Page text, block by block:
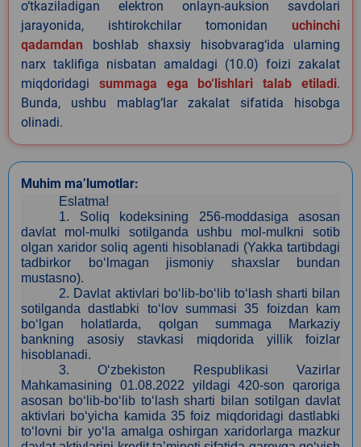
o‘tkaziladigan elektron onlayn-auksion savdolari
jarayonida, ishtirokchilar tomonidan uchinchi
qadamdan boshlab shaxsiy hisobvarag‘ida ularning
narx taklifiga nisbatan amaldagi (10.0) foizi zakalat
miqdoridagi summaga ega bo‘lishlari talab etiladi.
Bunda, ushbu mablag‘lar zakalat sifatida hisobga
olinadi.
Muhim ma’lumotlar:
Eslatma!
1. Soliq kodeksining 256-moddasiga asosan
davlat mol-mulki sotilganda ushbu mol-mulkni sotib
olgan xaridor soliq agenti hisoblanadi (Yakka tartibdagi
tadbirkor bo‘lmagan jismoniy shaxslar bundan
mustasno).
2. Davlat aktivlari bo‘lib-bo‘lib to‘lash sharti bilan
sotilganda dastlabki to‘lov summasi 35 foizdan kam
bo‘lgan holatlarda, qolgan summaga Markaziy
bankning asosiy stavkasi miqdorida yillik foizlar
hisoblanadi.
3. O‘zbekiston Respublikasi Vazirlar
Mahkamasining 01.08.2022 yildagi 420-son qaroriga
asosan bo‘lib-bo‘lib to‘lash sharti bilan sotilgan davlat
aktivlari bo‘yicha kamida 35 foiz miqdoridagi dastlabki
to‘lovni bir yo‘la amalga oshirgan xaridorlarga mazkur